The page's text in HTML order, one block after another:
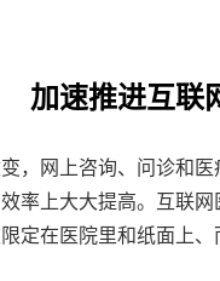
加速推进互联
网上咨询、问诊和
率上大大提高。互联
定在医院里和纸面上